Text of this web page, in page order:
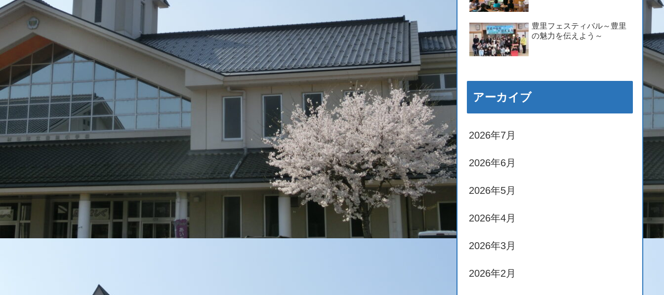
豊里フェスティバル～豊里
の魅力を伝えよう～
アーカイブ
2026年7月
2026年6月
2026年5月
2026年4月
2026年3月
2026年2月